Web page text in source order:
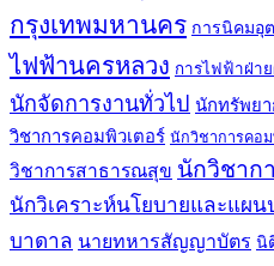
กรุงเทพมหานคร การนิคมอุ
ไฟฟ้านครหลวง การไฟฟ้าฝ่า
นักจัดการงานทั่วไป นักทรัพย
วิชาการคอมพิวเตอร์ นักวิชาการคอ
วิชาการสาธารณสุข นักวิชาก
นักวิเคราะห์นโยบายและแผ
บาดาล นายทหารสัญญาบัตร นิ